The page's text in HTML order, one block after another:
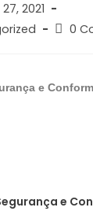
2021
0
e
e